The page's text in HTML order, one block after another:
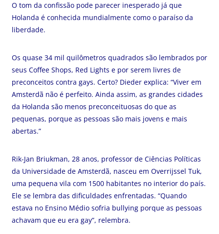
O tom da confissão pode parecer inesperado já que
Holanda é conhecida mundialmente como o paraíso da
liberdade.
Os quase 34 mil quilômetros quadrados são lembrados por
seus Coffee Shops, Red Lights e por serem livres de
preconceitos contra gays. Certo? Dieder explica: “Viver em
Amsterdã não é perfeito. Ainda assim, as grandes cidades
da Holanda são menos preconceituosas do que as
pequenas, porque as pessoas são mais jovens e mais
abertas.”
Rik-Jan Briukman, 28 anos, professor de Ciências Políticas
da Universidade de Amsterdã, nasceu em Overrijssel Tuk,
uma pequena vila com 1500 habitantes no interior do país.
Ele se lembra das dificuldades enfrentadas. “Quando
estava no Ensino Médio sofria bullying porque as pessoas
achavam que eu era gay”, relembra.